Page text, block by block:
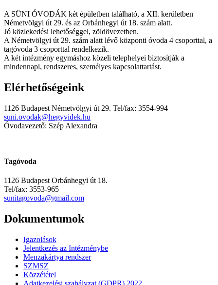
A SÜNI ÓVODÁK két épületben található, a XII. kerületben
Németvölgyi út 29. és az Orbánhegyi út 18. szám alatt.
Jó közlekedési lehetőséggel, zöldövezetben.
A Németvölgyi út 29. szám alatt lévő központi óvoda 4 csoporttal, a
tagóvoda 3 csoporttal rendelkezik.
A két intézmény egymáshoz közeli telephelyei biztosítják a
mindennapi, rendszeres, személyes kapcsolattartást.
Elérhetőségeink
1126 Budapest Németvölgyi út 29. Tel/fax: 3554-994
suni.ovodak@hegyvidek.hu
Óvodavezető: Szép Alexandra
Tagóvoda
1126 Budapest Orbánhegyi út 18.
Tel/fax: 3553-965
sunitagovoda@gmail.com
Dokumentumok
Igazolások
Jelentkezés az Intézménybe
Menzakártya rendszer
SZMSZ
Közzététel
Adatkezelési szabályzat (GDPR) 2022